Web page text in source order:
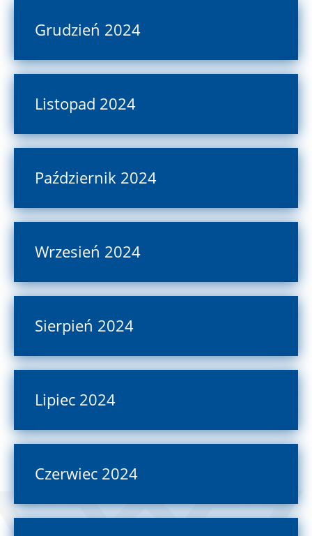
Grudzień 2024
Listopad 2024
Październik 2024
Wrzesień 2024
Sierpień 2024
Lipiec 2024
Czerwiec 2024